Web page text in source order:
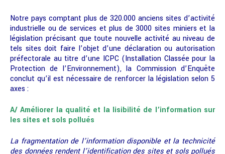
Notre pays comptant plus de 320.000 anciens sites d’activité
industrielle ou de services et plus de 3000 sites miniers et la
législation précisant que toute nouvelle activité au niveau de
tels sites doit faire l’objet d’une déclaration ou autorisation
préfectorale au titre d’une ICPC (Installation Classée pour la
Protection de l’Environnement), la Commission d’Enquête
conclut qu’il est nécessaire de renforcer la législation selon 5
axes :
A/ Améliorer la qualité et la lisibilité de l’information sur
les sites et sols pollués
La fragmentation de l’information disponible et la technicité
des données rendent l’identification des sites et sols pollués